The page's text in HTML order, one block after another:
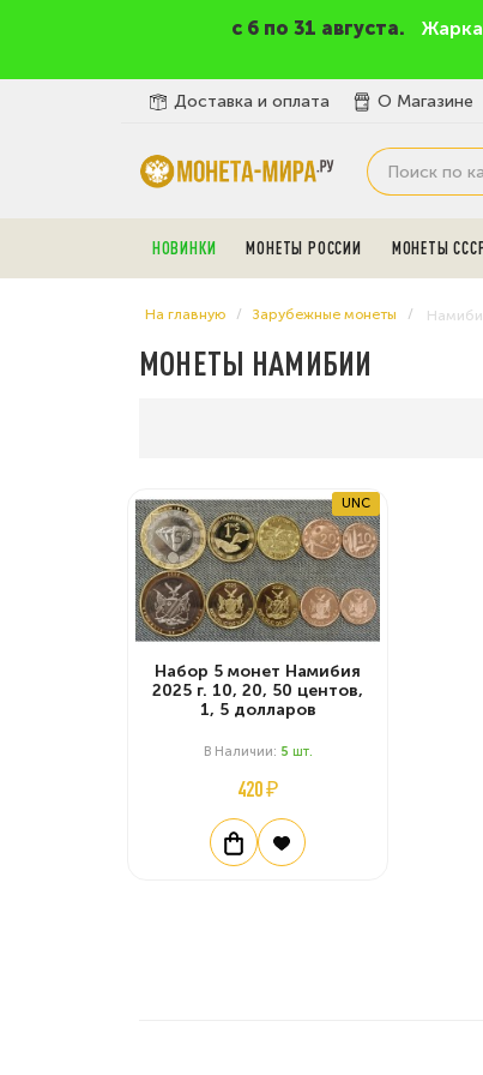
c 6 по 31 августа.
Доставка и оплата О Магазине
НОВИНКИ МОНЕТЫ РОССИИ МОНЕТЫ
На главную Зарубежные монеты
МОНЕТЫ НАМИБИИ
UNC
Набор 5 монет Намибия
2025 г. 10, 20, 50 центов,
1, 5 долларов
В Наличии: 5 Шт.
420 ₽